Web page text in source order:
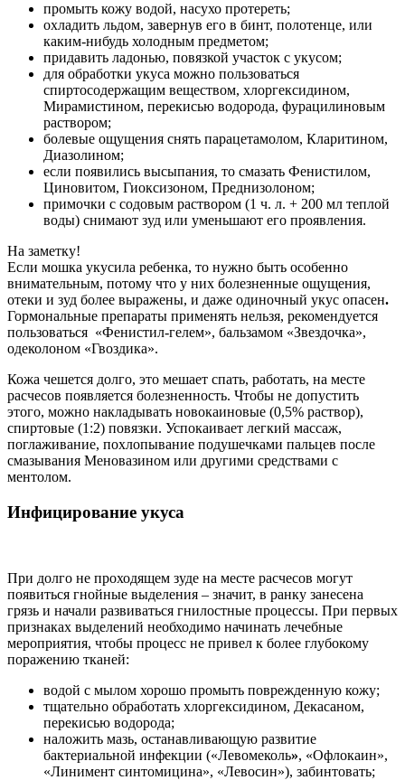
промыть кожу водой, насухо протереть;
охладить льдом, завернув его в бинт, полотенце, или
каким-нибудь холодным предметом;
придавить ладонью, повязкой участок с укусом;
для обработки укуса можно пользоваться
спиртосодержащим веществом, хлоргексидином,
Мирамистином, перекисью водорода, фурацилиновым
раствором;
болевые ощущения снять парацетамолом, Кларитином,
Диазолином;
если появились высыпания, то смазать Фенистилом,
Циновитом, Гиоксизоном, Преднизолоном;
примочки с содовым раствором (1 ч. л. + 200 мл теплой
воды) снимают зуд или уменьшают его проявления.
На заметку!
Если мошка укусила ребенка, то нужно быть особенно
внимательным, потому что у них болезненные ощущения,
отеки и зуд более выражены, и даже одиночный укус опасен.
Гормональные препараты применять нельзя, рекомендуется
пользоваться «Фенистил-гелем», бальзамом «Звездочка»,
одеколоном «Гвоздика».
Кожа чешется долго, это мешает спать, работать, на месте
расчесов появляется болезненность. Чтобы не допустить
этого, можно накладывать новокаиновые (0,5% раствор),
спиртовые (1:2) повязки. Успокаивает легкий массаж,
поглаживание, похлопывание подушечками пальцев после
смазывания Меновазином или другими средствами с
ментолом.
Инфицирование укуса
При долго не проходящем зуде на месте расчесов могут
появиться гнойные выделения – значит, в ранку занесена
грязь и начали развиваться гнилостные процессы. При первых
признаках выделений необходимо начинать лечебные
мероприятия, чтобы процесс не привел к более глубокому
поражению тканей:
водой с мылом хорошо промыть поврежденную кожу;
тщательно обработать хлоргексидином, Декасаном,
перекисью водорода;
наложить мазь, останавливающую развитие
бактериальной инфекции («Левомеколь», «Офлокаин»,
«Линимент синтомицина», «Левосин»), забинтовать;